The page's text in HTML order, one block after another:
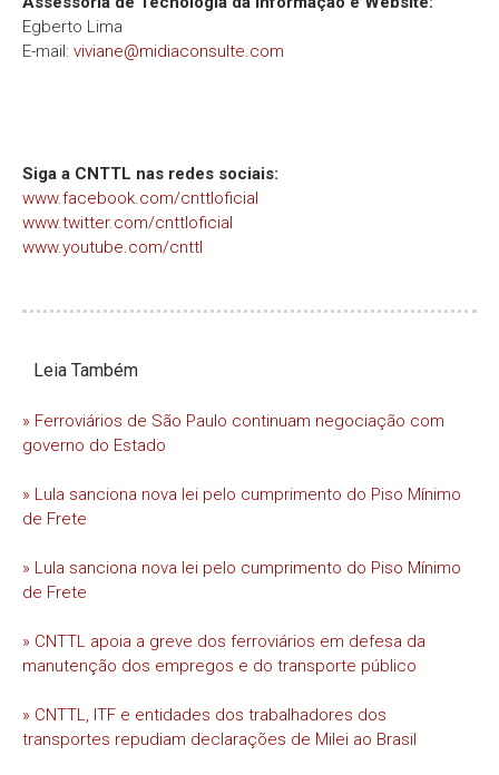
Egberto Lima
E-mail: viviane@midiaconsulte.com
Siga a CNTTL nas redes sociais:
www.facebook.com/cnttloficial
www.twitter.com/cnttloficial
www.youtube.com/cnttl
Leia Também
» Ferroviários de São Paulo continuam negociação com
governo do Estado
» Lula sanciona nova lei pelo cumprimento do Piso Mínimo
de Frete
» Lula sanciona nova lei pelo cumprimento do Piso Mínimo
de Frete
» CNTTL apoia a greve dos ferroviários em defesa da
manutenção dos empregos e do transporte público
» CNTTL, ITF e entidades dos trabalhadores dos
transportes repudiam declarações de Milei ao Brasil